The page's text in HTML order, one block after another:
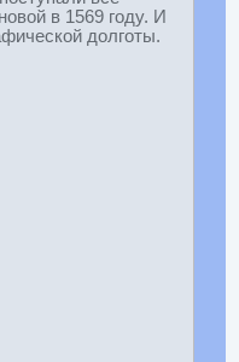
в 1569 году. И
долготы.